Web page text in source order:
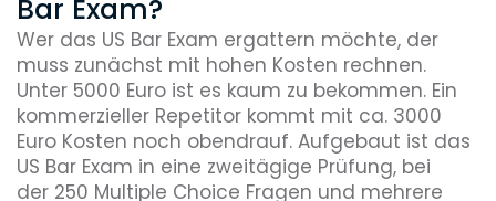
Bar Exam?
Wer das US Bar Exam ergattern möchte, der
muss zunächst mit hohen Kosten rechnen.
Unter 5000 Euro ist es kaum zu bekommen. Ein
kommerzieller Repetitor kommt mit ca. 3000
Euro Kosten noch obendrauf. Aufgebaut ist das
US Bar Exam in eine zweitägige Prüfung, bei
der 250 Multiple Choice Fragen und mehrere